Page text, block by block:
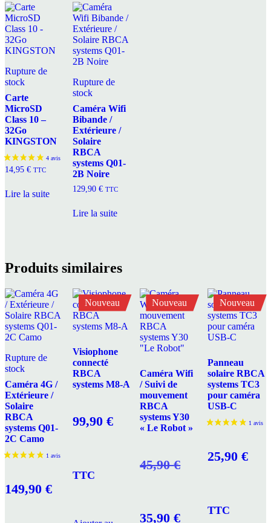
Rupture de
stock
Carte
MicroSD
Class 10 –
32Go
KINGSTON
14,95 € TTC
Lire la suite
Rupture de
stock
Caméra Wifi
Bibande /
Extérieure /
Solaire
RBCA
systems Q01-
2B Noire
129,90 € TTC
Lire la suite
Produits similaires
Rupture de
stock
Caméra 4G /
Extérieure /
Solaire
RBCA
systems Q01-
2C Camo
149,90 €
Nouveau
Visiophone
connecté
RBCA
systems M8-A
99,90 €
TTC
Nouveau
Caméra Wifi
/ Suivi de
mouvement
RBCA
systems Y30
« Le Robot »
45,90€Le
prix
35,90€Le
Nouveau
Panneau
solaire RBCA
systems TC3
pour caméra
USB-C
25,90 €
TTC